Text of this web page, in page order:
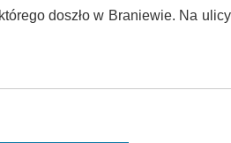
doszło w Braniewie. Na